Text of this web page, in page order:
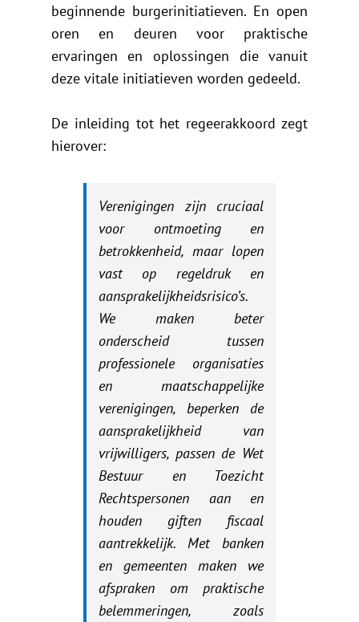
beginnende burgerinitiatieven. En open
oren en deuren voor praktische
ervaringen en oplossingen die vanuit
deze vitale initiatieven worden gedeeld.
De inleiding tot het regeerakkoord zegt
hierover:
Verenigingen zijn cruciaal
voor ontmoeting en
betrokkenheid, maar lopen
vast op regeldruk en
aansprakelijkheidsrisico’s.
We maken beter
onderscheid tussen
professionele organisaties
en maatschappelijke
verenigingen, beperken de
aansprakelijkheid van
vrijwilligers, passen de Wet
Bestuur en Toezicht
Rechtspersonen aan en
houden giften fiscaal
aantrekkelijk. Met banken
en gemeenten maken we
afspraken om praktische
belemmeringen, zoals